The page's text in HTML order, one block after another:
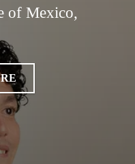
of Mexico,